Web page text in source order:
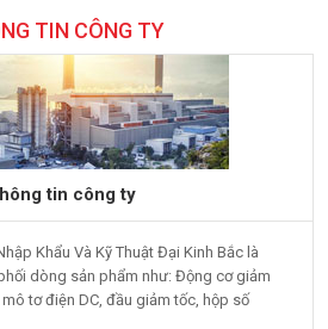
TIN CÔNG TY
tin công ty
Khẩu Và Kỹ Thuật Đại Kinh Bắc là
dòng sản phẩm như: Động cơ giảm
tơ điện DC, đầu giảm tốc, hộp số